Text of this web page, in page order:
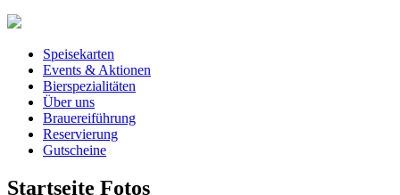
Speisekarten
Events & Aktionen
Bierspezialitäten
Über uns
Brauereiführung
Reservierung
Gutscheine
Startseite Fotos